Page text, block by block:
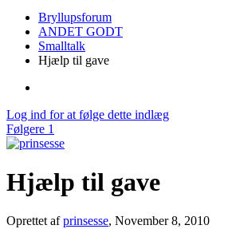
Bryllupsforum
ANDET GODT
Smalltalk
Hjælp til gave
Log ind for at følge dette indlæg
Følgere 1
Hjælp til gave
Oprettet afprinsesse, November 8, 2010